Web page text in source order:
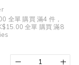
全單 購買 滿4 件，
全單 購買 滿8